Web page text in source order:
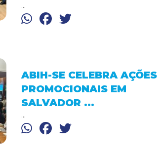
...
ABIH-SE CELEBRA AÇÕES
PROMOCIONAIS EM
SALVADOR ...
...